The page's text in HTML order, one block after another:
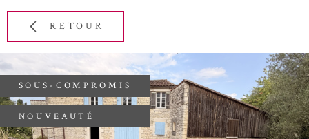
QUI
NOUS
ACHETER A
RETOUR
SOUS-COMPROMIS
NOUVEAUTÉ
PAYS
PAYS
VILLE